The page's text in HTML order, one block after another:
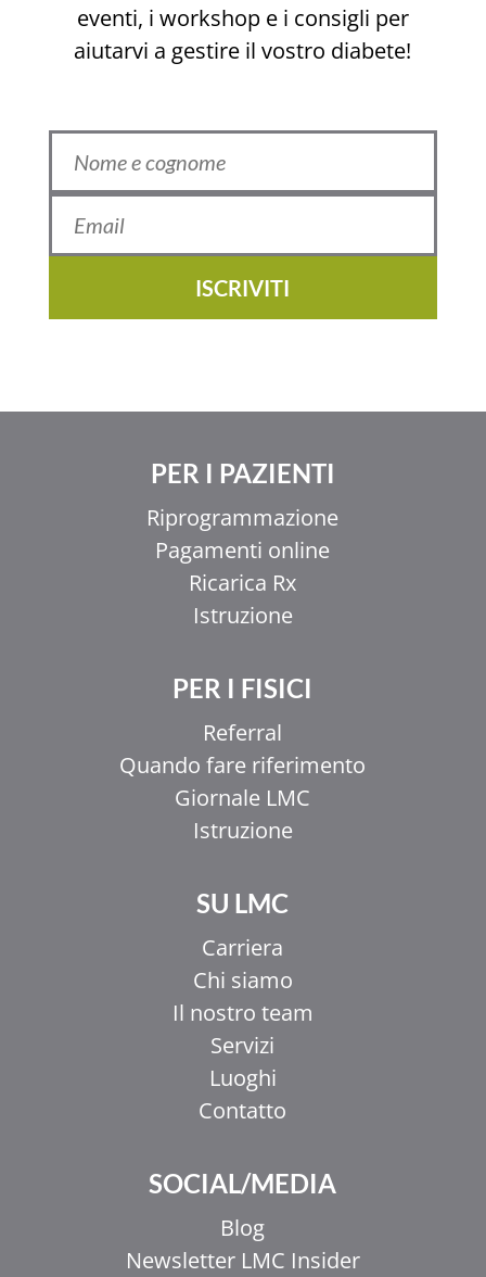
eventi, i workshop e i consigli per
aiutarvi a gestire il vostro diabete!
ISCRIVITI
PER I PAZIENTI
Riprogrammazione
Pagamenti online
Ricarica Rx
Istruzione
PER I FISICI
Referral
Quando fare riferimento
Giornale LMC
Istruzione
SU LMC
Carriera
Chi siamo
Il nostro team
Servizi
Luoghi
Contatto
SOCIAL/MEDIA
Blog
Newsletter LMC Insider